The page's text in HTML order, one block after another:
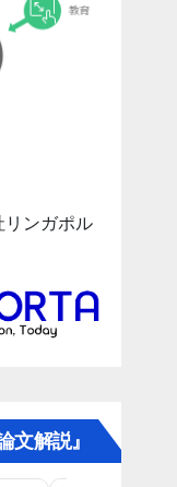
リンガポル
文解説』